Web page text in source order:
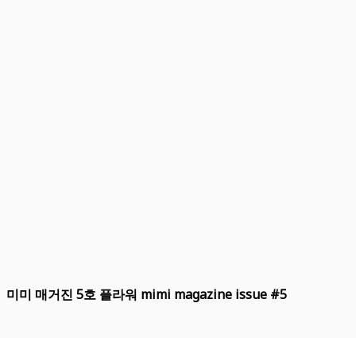
미미 매거진 5호 플라워 mimi magazine issue #5